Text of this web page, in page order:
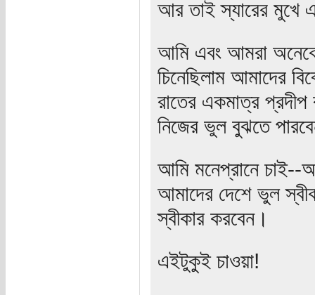
আর তাই স্যারের মুখে
আমি এবং আমরা
চিনেছিলাম আমাদের
রাতের একমাত্র
নিজের ভুল বুঝতে
আমি মনেপ্রানে চাই--
আমাদের দেশে ভুল
স্বীকার করবেন।
এইটুকুই চাওয়া!